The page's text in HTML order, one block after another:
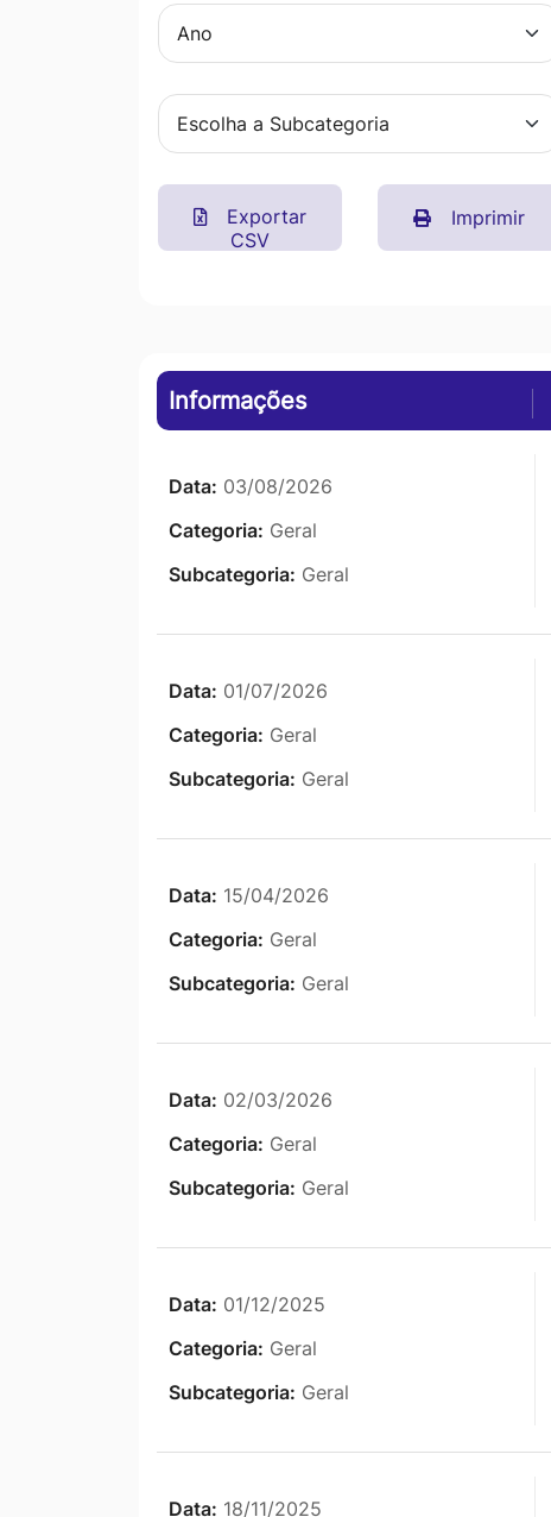
para
rodapé
Exportar
CSV
Imprimir
Informações
Data: 03/08/2026
Categoria: Geral
Subcategoria: Geral
Data: 01/07/2026
Categoria: Geral
Subcategoria: Geral
Data: 15/04/2026
Categoria: Geral
Subcategoria: Geral
Data: 02/03/2026
Categoria: Geral
Subcategoria: Geral
Data: 01/12/2025
Categoria: Geral
Subcategoria: Geral
Data: 18/11/2025